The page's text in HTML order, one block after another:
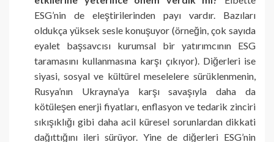
ESG’nin de eleştirilerinden payı vardır. Bazıları
oldukça yüksek sesle konuşuyor (örneğin, çok sayıda
eyalet başsavcısı kurumsal bir yatırımcının ESG
taramasını kullanmasına karşı çıkıyor). Diğerleri ise
siyasi, sosyal ve kültürel meselelere sürüklenmenin,
Rusya’nın Ukrayna’ya karşı savaşıyla daha da
kötüleşen enerji fiyatları, enflasyon ve tedarik zinciri
sıkışıklığı gibi daha acil küresel sorunlardan dikkati
dağıttığını ileri sürüyor. Yine de diğerleri ESG’nin